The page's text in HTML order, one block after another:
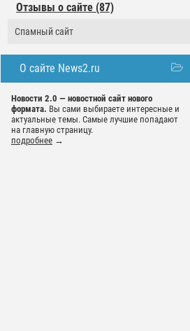
Отзывы о сайте (87)
Спамный сайт
О сайте News2.ru
Новости 2.0 — новостной сайт нового
формата. Вы сами выбираете интересные и
актуальные темы. Самые лучшие попадают
на главную страницу.
подробнее →